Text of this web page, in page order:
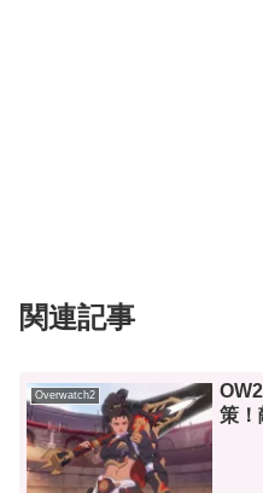
関連記事
Overwatch2
策！